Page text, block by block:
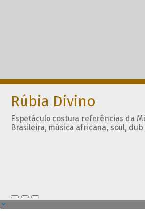
Rúbia Divino
Espetáculo costura referências da
Brasileira, música africana, soul, dub